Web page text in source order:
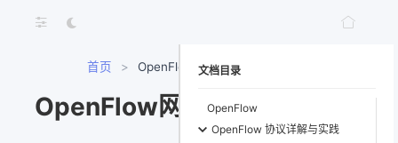
首页 > OpenFlow网络协议与SDN实战
OpenFlow网络协议与SDN实
文档目录
OpenFlow
OpenFlow 协议详解与实践